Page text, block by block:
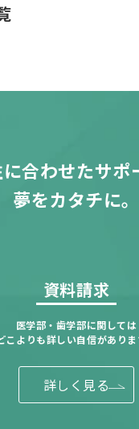
合わせたサポ
夢をカタチに。
資料請求
医学部・歯学部に関しては
こよりも詳しい自信がありま
詳しく見る